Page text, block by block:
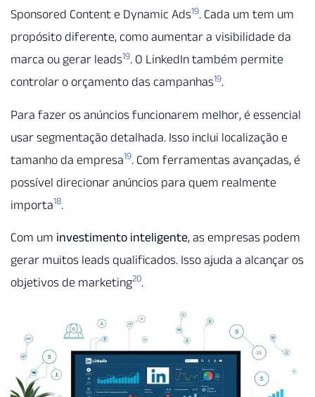
Sponsored Content e Dynamic Ads19. Cada um tem um
propósito diferente, como aumentar a visibilidade da
marca ou gerar leads19. O LinkedIn também permite
controlar o orçamento das campanhas19.
Para fazer os anúncios funcionarem melhor, é essencial
usar segmentação detalhada. Isso inclui localização e
tamanho da empresa19. Com ferramentas avançadas, é
possível direcionar anúncios para quem realmente
importa18.
Com um investimento inteligente, as empresas podem
gerar muitos leads qualificados. Isso ajuda a alcançar os
objetivos de marketing20.